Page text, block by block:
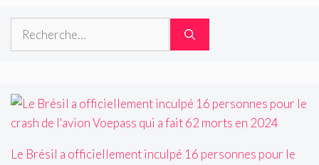
Rechercher :
Le Brésil a officiellement inculpé 16 personnes pour le